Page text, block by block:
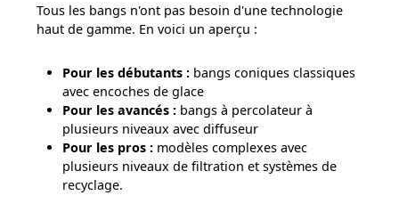
Tous les bangs n'ont pas besoin d'une technologie
haut de gamme. En voici un aperçu :
Pour les débutants :bangs coniques classiques
avec encoches de glace
Pour les avancés :bangs à percolateur à
plusieurs niveaux avec diffuseur
Pour les pros :modèles complexes avec
plusieurs niveaux de filtration et systèmes de
recyclage.